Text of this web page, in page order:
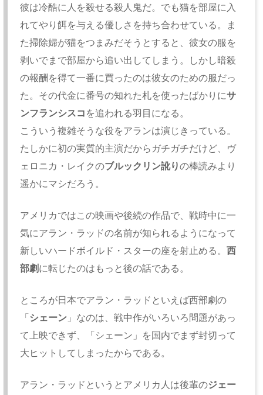
彼は冷酷に人を殺せる殺人鬼だ。 でも猫を部屋に入
れてやり餌を与える優しさを持ち合わせている。
ま
た掃除婦が猫をつまみだそうとすると、彼女の服を
剥いでまで部屋から追い出してしまう。
しかし暗殺
の報酬を得て一番に買ったのは彼女のための服だっ
た。 その代金に番号の知れた札を使ったばかりにサ
ンフランシスコを追われる羽目になる。
こういう複雑そうな役をアランは演じきっている。
たしかに初の実質的主演だからガチガチだけど、ヴ
ェロニカ・ レイクのブルックリン訛りの棒読みより
遥かにマシだろう。
アメリカではこの映画や後続の作品で、戦時中に一
気にアラン・ ラッドの名前が知られるようになって
新しいハードボイルド・ スターの座を射止める。西
部劇に転じたのはもっと後の話である。
ところが日本でアラン・ラッドといえば西部劇の
「シェーン 」 なのは、戦中作がいろいろ問題があっ
て上映できず、「シェーン」 を国内でまず封切って
大ヒットしてしまったからである。
アラン・ラッドというとアメリカ人は後輩のジェー